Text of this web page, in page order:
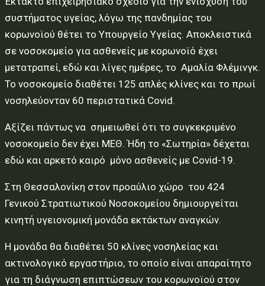
συστήματος υγείας, λόγω της πανδημίας του
κορωνοϊού θέτει το Υπουργείο Υγείας. Αποκλειστικά
σε νοσοκομείο για ασθενείς με κορωνοϊό έχει
μετατραπεί, εδώ και λίγες ημέρες, το Αμαλία Φλέμινγκ.
Το νοσοκομείο διαθέτει 125 απλές κλίνες και το πρωί
νοσηλεύονταν 60 περιστατικά Covid.
Αξίζει πάντως να σημειωθεί ότι το συγκεκριμένο
νοσοκομείο δεν έχει ΜΕΘ. Ήδη το «Σωτηρία» δέχεται
εδώ και αρκετό καιρό μόνο ασθενείς με Covid-19.
Στη Θεσσαλονίκη στον προαύλιο χώρο του 424
Γενικού Στρατιωτικού Νοσοκομείου δημιουργείται
κινητή υγειονομική μονάδα εκτάκτων αναγκών.
Η μονάδα θα διαθέτει 50 κλίνες νοσηλείας και
ακτινολογικό εργαστήριο, το οποίο είναι απαραίτητο
για τη διάγνωση επιπτώσεων του κορωνοϊού στον